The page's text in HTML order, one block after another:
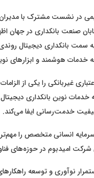
در نشست مشترک با
صنعت بانکداری در جهان
بانکداری دیجیتال
خدمات هوشمند و ابزارهای
غیربانکی را یکی از
نوین بانکداری
خدمت‌رسانی ایفا می‌کند.
انسانی متخصص را
شرکت امیدبوم در حوزه‌های
نوآوری و توسعه